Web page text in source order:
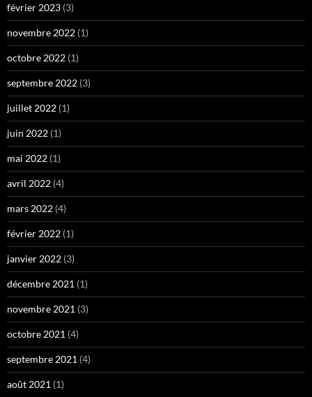
février 2023 (3)
novembre 2022 (1)
octobre 2022 (1)
septembre 2022 (3)
juillet 2022 (1)
juin 2022 (1)
mai 2022 (1)
avril 2022 (4)
mars 2022 (4)
février 2022 (1)
janvier 2022 (3)
décembre 2021 (1)
novembre 2021 (3)
octobre 2021 (4)
septembre 2021 (4)
août 2021 (1)